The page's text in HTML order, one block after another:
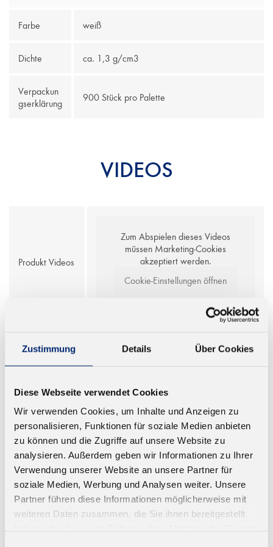
Zustimmung Details Über Cookies
Diese Webseite verwendet Cookies
Wir verwenden Cookies, um Inhalte und Anzeigen zu
personalisieren, Funktionen für soziale Medien anbieten
zu können und die Zugriffe auf unsere Website zu
analysieren. Außerdem geben wir Informationen zu Ihrer
Verwendung unserer Website an unsere Partner für
soziale Medien, Werbung und Analysen weiter. Unsere
Partner führen diese Informationen möglicherweise mit
weiteren Daten zusammen, die Sie ihnen bereitgestellt
Farbe weiß
Dichte ca. 1,3 g/cm3
Verpackun
gserklärung
900 Stück pro Palette
VIDEOS
Produkt Videos
Zum Abspielen dieses Videos
müssen Marketing-Cookies
akzeptiert werden.
Cookie-Einstellungen öffnen
DATENBLÄTTER
Technisches
Datenblatt
Datenblatt, Infoblatt , Infoblatt
Infoblatt
Sicherheitsdate
Sicherheitsdatenblatt